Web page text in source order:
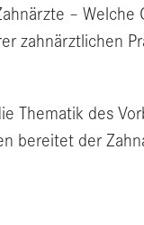
–
zahnärztlichen
des
bereitet der